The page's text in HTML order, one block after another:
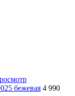
бежевая 4 990